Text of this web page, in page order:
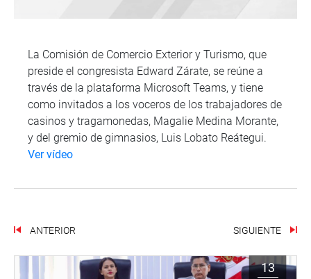
La Comisión de Comercio Exterior y Turismo, que
preside el congresista Edward Zárate, se reúne a
través de la plataforma Microsoft Teams, y tiene
como invitados a los voceros de los trabajadores de
casinos y tragamonedas, Magalie Medina Morante,
y del gremio de gimnasios, Luis Lobato Reátegui.
Ver vídeo
ANTERIOR SIGUIENTE
13